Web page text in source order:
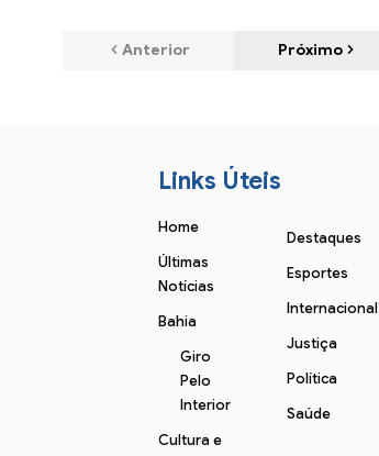
Anterior Próximo
Links Úteis
Home
Últimas
Notícias
Bahia
Giro
Pelo
Interior
Cultura e
Destaques
Esportes
Internacional
Justiça
Política
Saúde